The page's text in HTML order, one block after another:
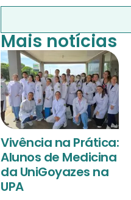
Mais notícias
Vivência na Prática:
Alunos de Medicina
da UniGoyazes na
UPA